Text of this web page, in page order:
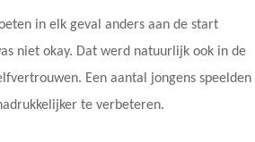
in elk geval anders aan de start
niet okay. Dat werd natuurlijk ook in de
Een aantal jongens speelden
te verbeteren.